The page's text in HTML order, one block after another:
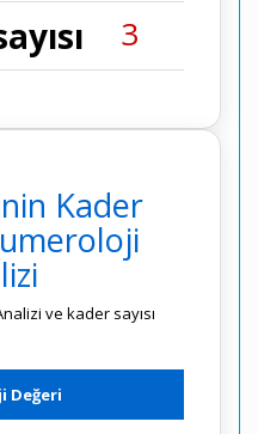
3
Kader
ve kader sayısı
Değeri